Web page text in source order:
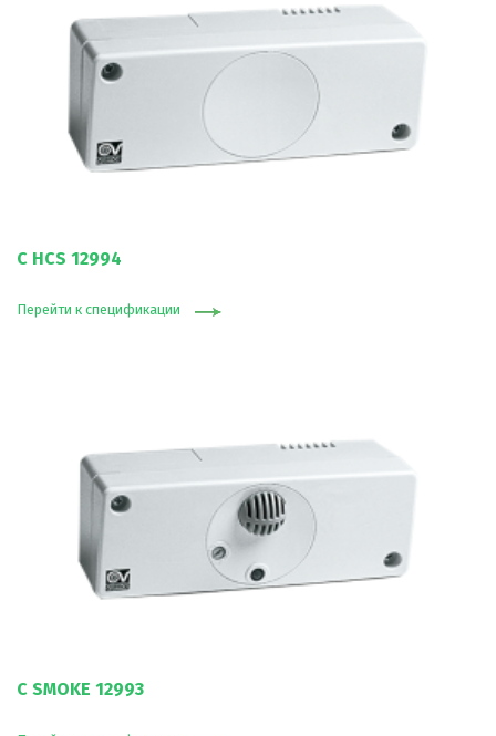
C HCS 12994
Перейти к спецификации
C SMOKE 12993